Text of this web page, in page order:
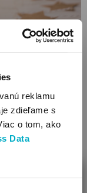
reklamu
zdieľame s
o tom, ako
Data
mohli prekvapiť
niekoľko